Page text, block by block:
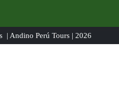
| Andino Perú Tours | 2026